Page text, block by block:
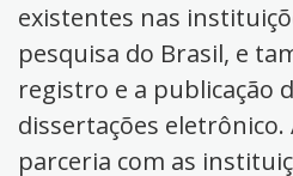
existentes nas
pesquisa do Brasil, e
registro e a publicação
dissertações eletrônico.
parceria com as